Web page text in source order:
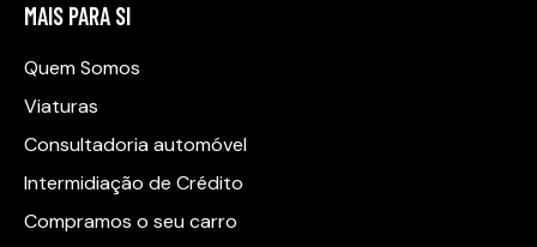
MAIS PARA SI
Quem Somos
Viaturas
Consultadoria automóvel
Intermidiação de Crédito
Compramos o seu carro